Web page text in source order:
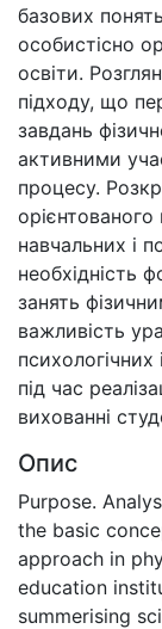
базових
особистісно
освіти.
підходу, що
завдань
активними
процесу.
орієнтованого
навчальних і
необхідність
занять
важливість
психологічних
під час
вихованні
Опис
Purpose.
the basic
approach in
education
summerising